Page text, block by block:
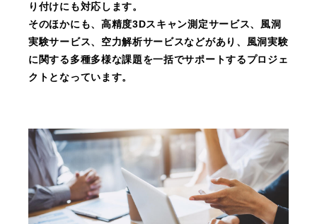
り付けにも対応します。
そのほかにも、高精度3Dスキャン測定サービス、風洞
実験サービス、空力解析サービスなどがあり、風洞実験
に関する多種多様な課題を一括でサポートするプロジェ
クトとなっています。